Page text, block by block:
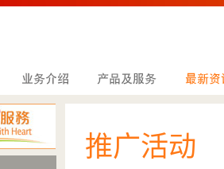
推广活动